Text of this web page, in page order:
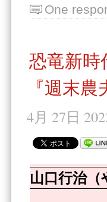
One
恐竜新時
『週末
4月 27日
山口行治（